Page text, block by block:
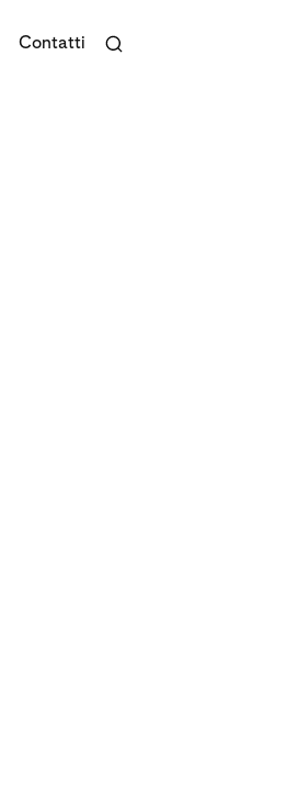
Contatti